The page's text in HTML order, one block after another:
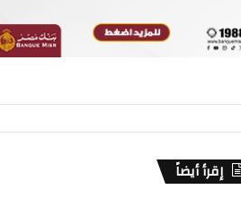
إقرأ أيضاً